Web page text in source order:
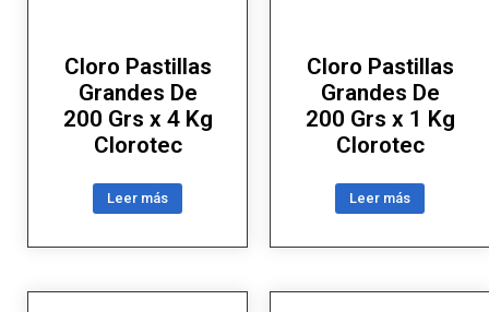
Cloro Pastillas
Grandes De
200 Grs x 4 Kg
Clorotec
Leer más
Cloro Pastillas
Grandes De
200 Grs x 1 Kg
Clorotec
Leer más